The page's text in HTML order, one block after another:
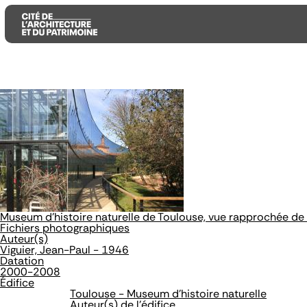
Aller
au
contenu
principal
Aller
au
menu
principal
Aller
à
la
recherche
Museum d'histoire naturelle de Toulouse, vue rapprochée
Fichiers photographiques
Auteur(s)
Viguier, Jean-Paul - 1946
Datation
2000-2008
Édifice
Toulouse - Museum d'histoire naturelle